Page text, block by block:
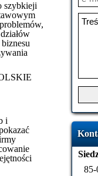
szybkieji
i